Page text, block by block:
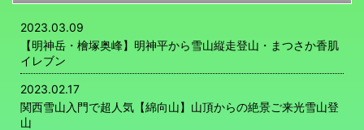
2023.03.09
【明神岳・檜塚奥峰】明神平から雪山縦走登山・まつさか香肌
イレブン
2023.02.17
関西雪山入門で超人気【綿向山】山頂からの絶景ご来光雪山登
山